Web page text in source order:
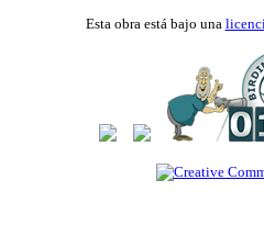
Esta obra está bajo una